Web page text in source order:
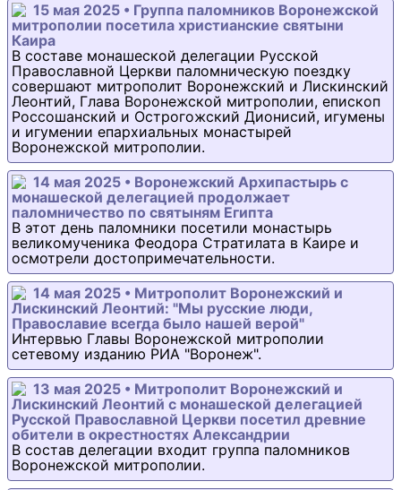
15 мая 2025 • Группа паломников Воронежской
митрополии посетила христианские святыни
Каира
В составе монашеской делегации Русской
Православной Церкви паломническую поездку
совершают митрополит Воронежский и Лискинский
Леонтий, Глава Воронежской митрополии, епископ
Россошанский и Острогожский Дионисий, игумены
и игумении епархиальных монастырей
Воронежской митрополии.
14 мая 2025 • Воронежский Архипастырь с
монашеской делегацией продолжает
паломничество по святыням Египта
В этот день паломники посетили монастырь
великомученика Феодора Стратилата в Каире и
осмотрели достопримечательности.
14 мая 2025 • Митрополит Воронежский и
Лискинский Леонтий: "Мы русские люди,
Православие всегда было нашей верой"
Интервью Главы Воронежской митрополии
сетевому изданию РИА "Воронеж".
13 мая 2025 • Митрополит Воронежский и
Лискинский Леонтий с монашеской делегацией
Русской Православной Церкви посетил древние
обители в окрестностях Александрии
В состав делегации входит группа паломников
Воронежской митрополии.